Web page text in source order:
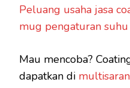
Peluang usaha jasa
mug pengaturan
Mau mencoba?
dapatkan di